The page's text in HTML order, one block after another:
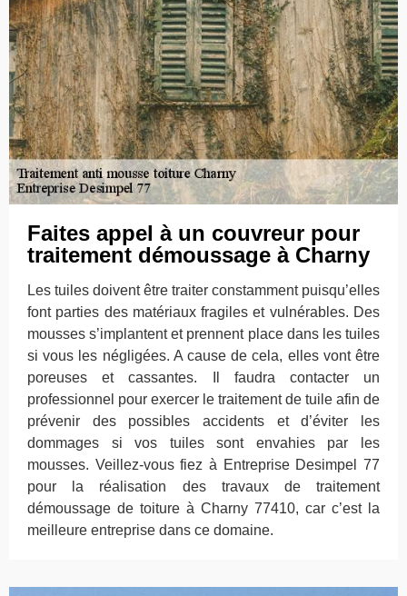
Faites appel à un couvreur pour
traitement démoussage à Charny
Les tuiles doivent être traiter constamment puisqu’elles
font parties des matériaux fragiles et vulnérables. Des
mousses s’implantent et prennent place dans les tuiles
si vous les négligées. A cause de cela, elles vont être
poreuses et cassantes. Il faudra contacter un
professionnel pour exercer le traitement de tuile afin de
prévenir des possibles accidents et d’éviter les
dommages si vos tuiles sont envahies par les
mousses. Veillez-vous fiez à Entreprise Desimpel 77
pour la réalisation des travaux de traitement
démoussage de toiture à Charny 77410, car c’est la
meilleure entreprise dans ce domaine.